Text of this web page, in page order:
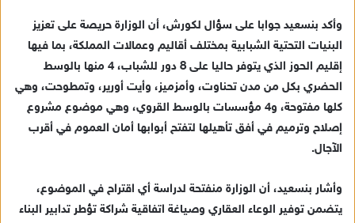
ل
ت
ر
و
ن
وأكد بنسعيد جوابا على سؤال لكورش، أن الوزارة حريصة على تعزيز
البنيات التحتية الشبابية بمختلف أقاليم وعمالات المملكة، بما فيها
إقليم الحوز الذي يتوفر حاليا على 8 دور للشباب، 4 منها بالوسط
الحضري بكل من مدن تحناوت، وأمزميز، وأيت أورير، وتمطوحت، وهي
كلها مفتوحة، و4 مؤسسات بالوسط القروي، وهي موضوع مشروع
إصلاح وترميم في أفق تأهيلها لتفتح أبوابها أمان العموم في أقرب
الآجال.
وأشار بنسعيد، أن الوزارة منفتحة لدراسة أي اقتراح في الموضوع،
يتضمن توفير الوعاء العقاري وصياغة اتفاقية شراكة تؤطر تدابير البناء